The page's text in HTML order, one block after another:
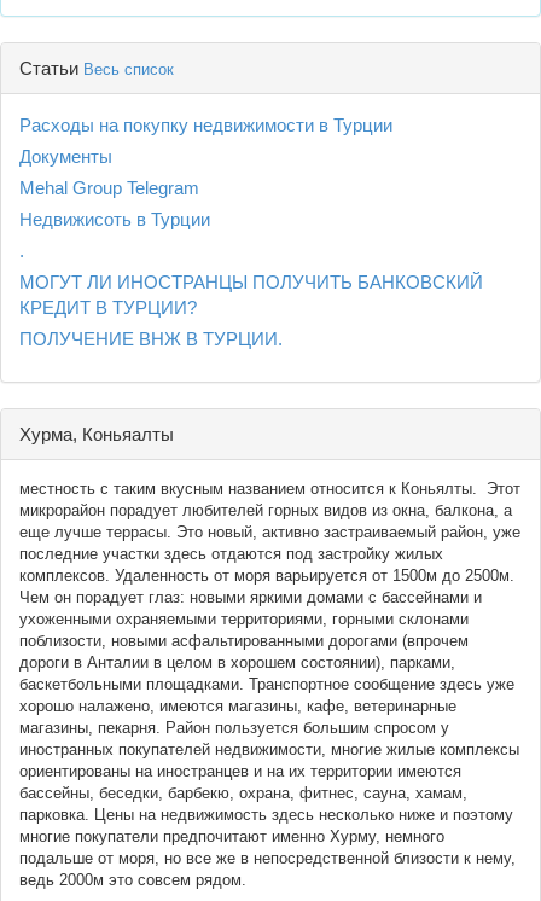
Статьи Весь список
Расходы на покупку недвижимости в Турции
Документы
Mehal Group Telegram
Недвижисоть в Турции
.
МОГУТ ЛИ ИНОСТРАНЦЫ ПОЛУЧИТЬ БАНКОВСКИЙ
КРЕДИТ В ТУРЦИИ?
ПОЛУЧЕНИЕ ВНЖ В ТУРЦИИ.
Хурма, Коньяалты
местность с таким вкусным названием относится к Коньялты. Этот
микрорайон порадует любителей горных видов из окна, балкона, а
еще лучше террасы. Это новый, активно застраиваемый район, уже
последние участки здесь отдаются под застройку жилых
комплексов. Удаленность от моря варьируется от 1500м до 2500м.
Чем он порадует глаз: новыми яркими домами с бассейнами и
ухоженными охраняемыми территориями, горными склонами
поблизости, новыми асфальтированными дорогами (впрочем
дороги в Анталии в целом в хорошем состоянии), парками,
баскетбольными площадками. Транспортное сообщение здесь уже
хорошо налажено, имеются магазины, кафе, ветеринарные
магазины, пекарня. Район пользуется большим спросом у
иностранных покупателей недвижимости, многие жилые комплексы
ориентированы на иностранцев и на их территории имеются
бассейны, беседки, барбекю, охрана, фитнес, сауна, хамам,
парковка. Цены на недвижимость здесь несколько ниже и поэтому
многие покупатели предпочитают именно Хурму, немного
подальше от моря, но все же в непосредственной близости к нему,
ведь 2000м это совсем рядом.